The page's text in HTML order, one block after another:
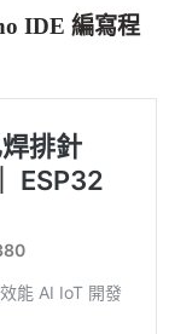
IDE 編寫程